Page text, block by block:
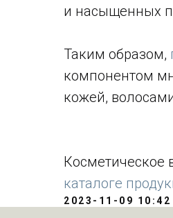
и насыщенных
Таким образом,
компонентом
кожей,
Косметическое
каталоге
2023-11-09 10:42